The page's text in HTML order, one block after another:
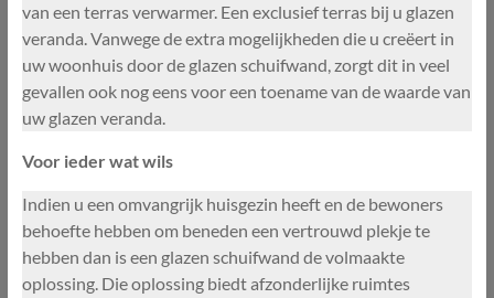
van een terras verwarmer. Een exclusief terras bij u glazen
veranda. Vanwege de extra mogelijkheden die u creëert in
uw woonhuis door de glazen schuifwand, zorgt dit in veel
gevallen ook nog eens voor een toename van de waarde van
uw glazen veranda.
Voor ieder wat wils
Indien u een omvangrijk huisgezin heeft en de bewoners
behoefte hebben om beneden een vertrouwd plekje te
hebben dan is een glazen schuifwand de volmaakte
oplossing. Die oplossing biedt afzonderlijke ruimtes